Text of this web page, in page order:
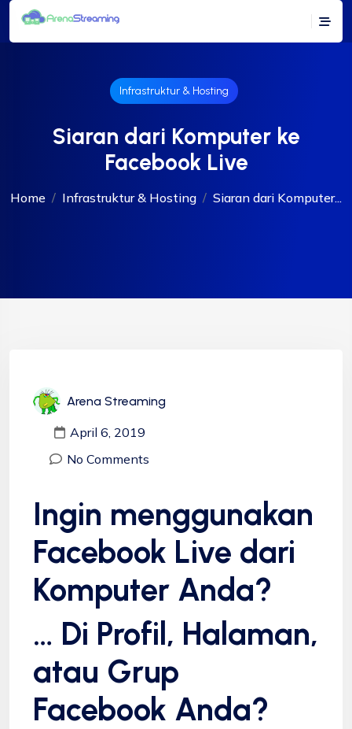
Infrastruktur & Hosting
Siaran dari Komputer ke
Facebook Live
Home Infrastruktur & Hosting Siaran dari Komputer...
Arena Streaming
April 6, 2019
No Comments
Ingin menggunakan
Facebook Live dari
Komputer Anda?
… Di Profil, Halaman,
atau Grup
Facebook Anda?